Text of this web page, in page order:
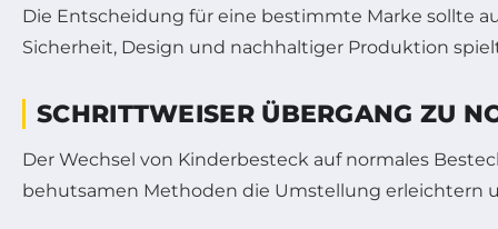
Die Entscheidung für eine bestimmte Marke sollte
Sicherheit, Design und nachhaltiger Produktion
SCHRITTWEISER ÜBERGANG ZU
Der Wechsel von Kinderbesteck auf normales
behutsamen Methoden die Umstellung erleichtern